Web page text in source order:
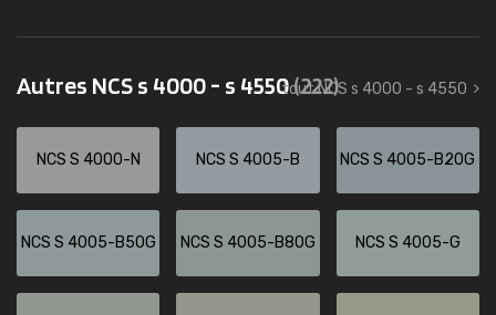
Autres NCS s 4000 - s 4550(222)
tout NCS s 4000 - s 4550
NCS S 4000-N NCS S 4005-B NCS S 4005-B20G
NCS S 4005-B50G NCS S 4005-B80G NCS S 4005-G